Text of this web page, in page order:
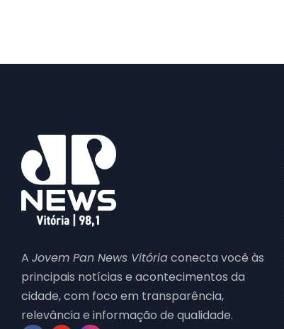
A Jovem Pan News Vitóriaconecta você às
principais notícias e acontecimentos da
cidade, com foco em transparência,
relevância e informação de qualidade.